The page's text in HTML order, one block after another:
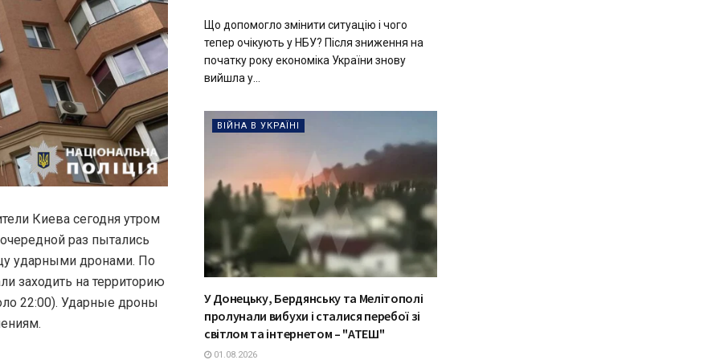
Киева сегодня утром
раз пытались
ударными дронами. По
заходить на территорию
22:00). Ударные дроны
Що допомогло змінити ситуацію і чого
тепер очікують у НБУ? Після зниження на
початку року економіка України знову
вийшла у...
ВІЙНА В УКРАЇНІ
У Донецьку, Бердянську та Мелітополі
пролунали вибухи і сталися перебої зі
світлом та інтернетом – "АТЕШ"
01.08.2026